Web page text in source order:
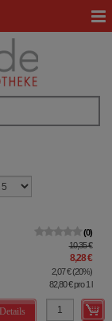
0
10,35 €
8,28 €
2,07 €(20%)
82,80 €pro 1 l
Details